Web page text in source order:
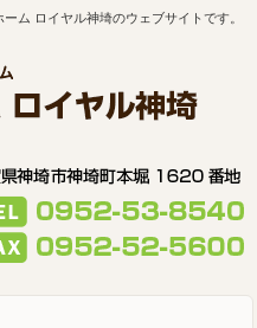
ム ロイヤル神埼のウェブサイトです。